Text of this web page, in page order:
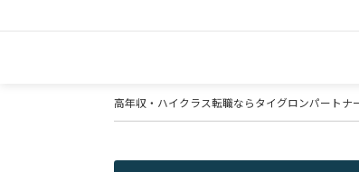
高年収・ハイクラス転職ならタイグロンパートナ